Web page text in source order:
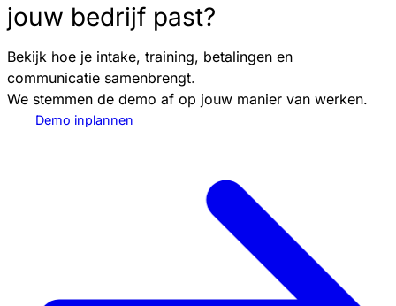
jouw bedrijf past?
Bekijk hoe je intake, training, betalingen en
communicatie samenbrengt.
We stemmen de demo af op jouw manier van werken.
Demo inplannen